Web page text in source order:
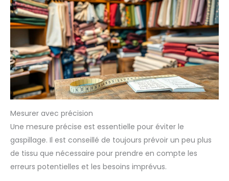
Mesurer avec précision
Une mesure précise est essentielle pour éviter le
gaspillage. Il est conseillé de toujours prévoir un peu plus
de tissu que nécessaire pour prendre en compte les
erreurs potentielles et les besoins imprévus.